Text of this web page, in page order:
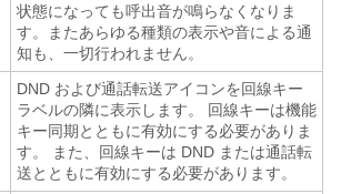
状態になっても呼出音が鳴らなくなりま
す。またあらゆる種類の表示や音による通
知も、一切行われません。
DND および通話転送アイコンを回線キー
ラベルの隣に表示します。 回線キーは機能
キー同期とともに有効にする必要がありま
す。 また、回線キーは DND または通話転
送とともに有効にする必要があります。